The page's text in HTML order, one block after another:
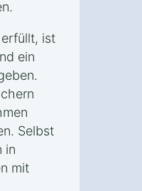
ist
ein
Selbst
in
mit